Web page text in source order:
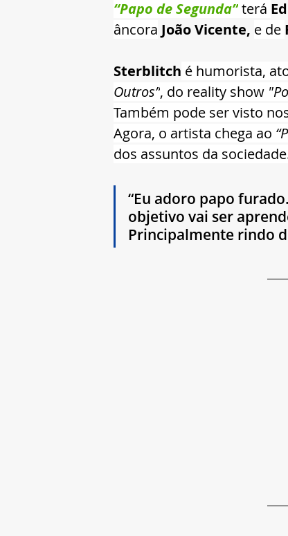
“Papo de Segunda” terá
âncora João Vicente, e de
Sterblitch é humorista,
Outros”, do reality show
Também pode ser visto
Agora, o artista chega ao
dos assuntos da
“Eu adoro papo
objetivo vai ser
Principalmente rindo